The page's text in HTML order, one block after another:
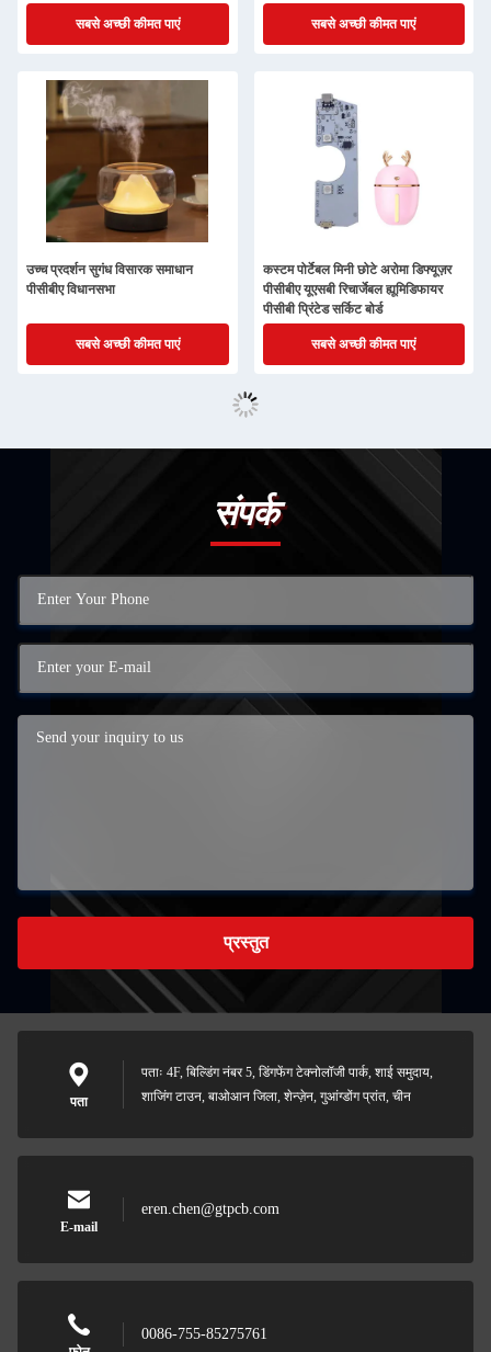
150A 200A
सबसे अच्छी कीमत पाएं
सबसे अच्छी कीमत पाएं
उच्च प्रदर्शन सुगंध विसारक समाधान
पीसीबीए विधानसभा
सबसे अच्छी कीमत पाएं
कस्टम पोर्टेबल मिनी छोटे अरोमा डिफ्यूज़र
पीसीबीए यूएसबी रिचार्जेबल ह्यूमिडिफायर
पीसीबी प्रिंटेड सर्किट बोर्ड
सबसे अच्छी कीमत पाएं
संपर्क
प्रस्तुत
पता
पताः 4F, बिल्डिंग नंबर 5, डिंगफेंग टेक्नोलॉजी पार्क, शाई समुदाय,
शाजिंग टाउन, बाओआन जिला, शेन्ज़ेन, गुआंग्डोंग प्रांत, चीन
E-mail
eren.chen@gtpcb.com
0086-755-85275761